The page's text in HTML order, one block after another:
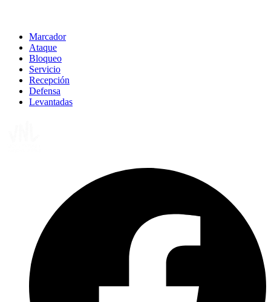
Marcador
Ataque
Bloqueo
Servicio
Recepción
Defensa
Levantadas